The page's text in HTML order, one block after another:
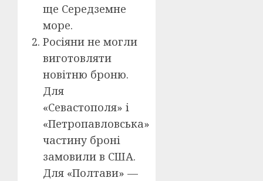
ще Середземне
море.
Росіяни не могли
виготовляти
новітню броню.
Для
«Севастополя» і
«Петропавловська»
частину броні
замовили в США.
Для «Полтави» —